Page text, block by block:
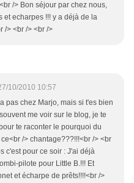
/> Bon séjour par chez nous,
et echarpes !!! y a déjà de la
/> <br /> <br />
10/2010 10:57
pas chez Marjo, mais si t'es bien
me voir sur le blog, je te
te raconter le pourquoi du
/> chantage???!!!<br /> <br
c'est pour ce soir : J'ai déjà
pilote pour Little B.!!! Et
et écharpe de prêts!!!!<br />